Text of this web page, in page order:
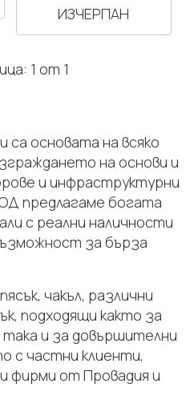
ИЗЧЕРПАН
1 от 1
основата на всяко
на основи и
и инфраструктурни
предлагаме богата
с реални наличности
за бърза
чакъл, различни
подходящи както за
и за довършителни
с частни клиенти,
фирми от Провадия и